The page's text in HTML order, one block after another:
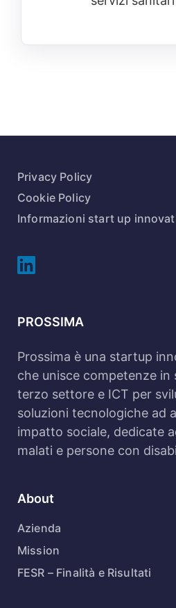
Privacy Policy
Cookie Policy
Informazioni start up
PROSSIMA
Prossima è una startup
che unisce competenze in
terzo settore e ICT per
soluzioni tecnologiche ad
impatto sociale, dedicate
malati e persone con
About
Azienda
Mission
FESR – Finalità e Risultati